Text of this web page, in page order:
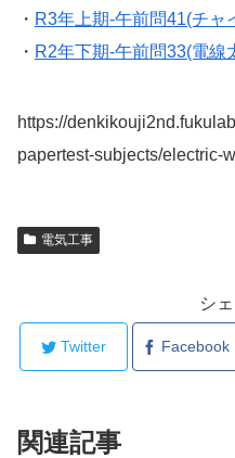
・ R3年上期-午前問41(チャ
・ R2年下期-午前問33(電線
https://
papertest-subjects/electric-
電気工事
シ
Twitter Facebook
関連記事